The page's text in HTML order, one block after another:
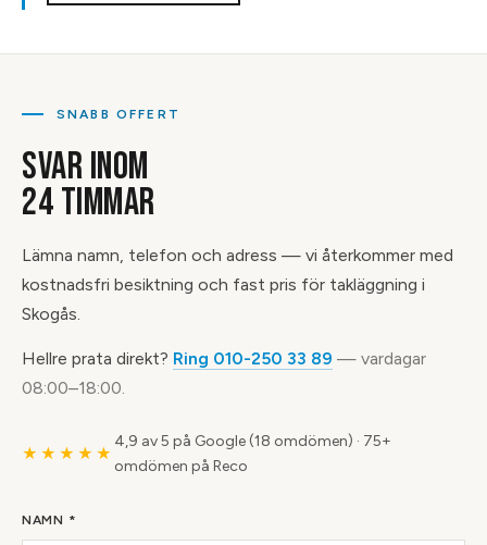
SNABB OFFERT
SVAR INOM
24 TIMMAR
Lämna namn, telefon och adress — vi återkommer med
kostnadsfri besiktning och fast pris för takläggning i
Skogås.
Hellre prata direkt? Ring 010-250 33 89 — vardagar
08:00–18:00.
★★★★★
4,9 av 5 på Google (18 omdömen) · 75+
omdömen på Reco
NAMN *